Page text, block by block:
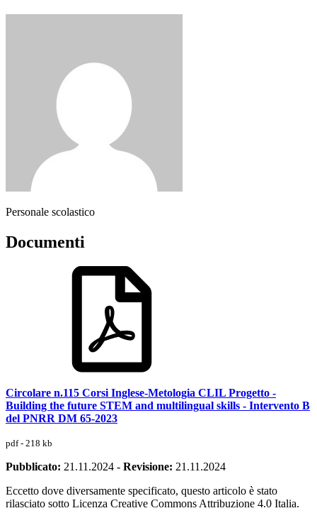
Personale scolastico
Documenti
Circolare n.115 Corsi Inglese-Metologia CLIL Progetto -
Building the future STEM and multilingual skills - Intervento B
del PNRR DM 65-2023
pdf - 218 kb
Pubblicato: 21.11.2024 - Revisione: 21.11.2024
Eccetto dove diversamente specificato, questo articolo è stato
rilasciato sotto Licenza Creative Commons Attribuzione 4.0 Italia.